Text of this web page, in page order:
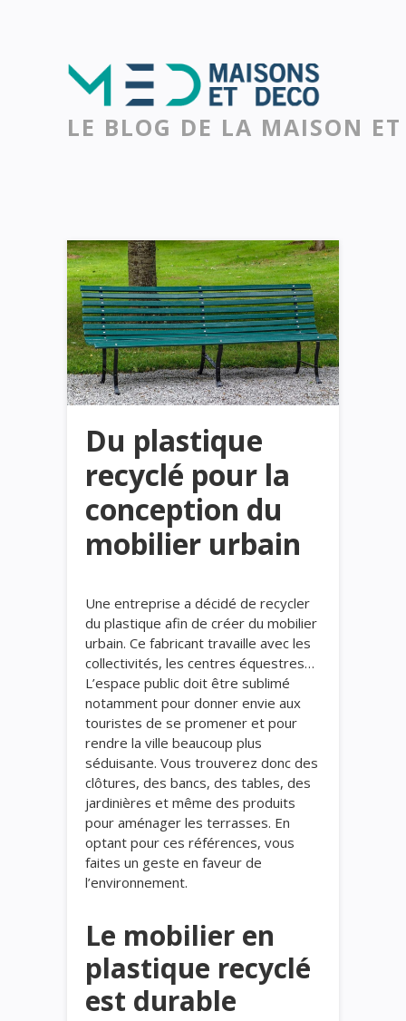
LE BLOG DE LA MAISON
Du plastique
recyclé pour la
conception du
mobilier urbain
Une entreprise a décidé de recycler
du plastique afin de créer du mobilier
urbain. Ce fabricant travaille avec les
collectivités, les centres équestres…
L’espace public doit être sublimé
notamment pour donner envie aux
touristes de se promener et pour
rendre la ville beaucoup plus
séduisante. Vous trouverez donc des
clôtures, des bancs, des tables, des
jardinières et même des produits
pour aménager les terrasses. En
optant pour ces références, vous
faites un geste en faveur de
l’environnement.
Le mobilier en
plastique recyclé
est durable